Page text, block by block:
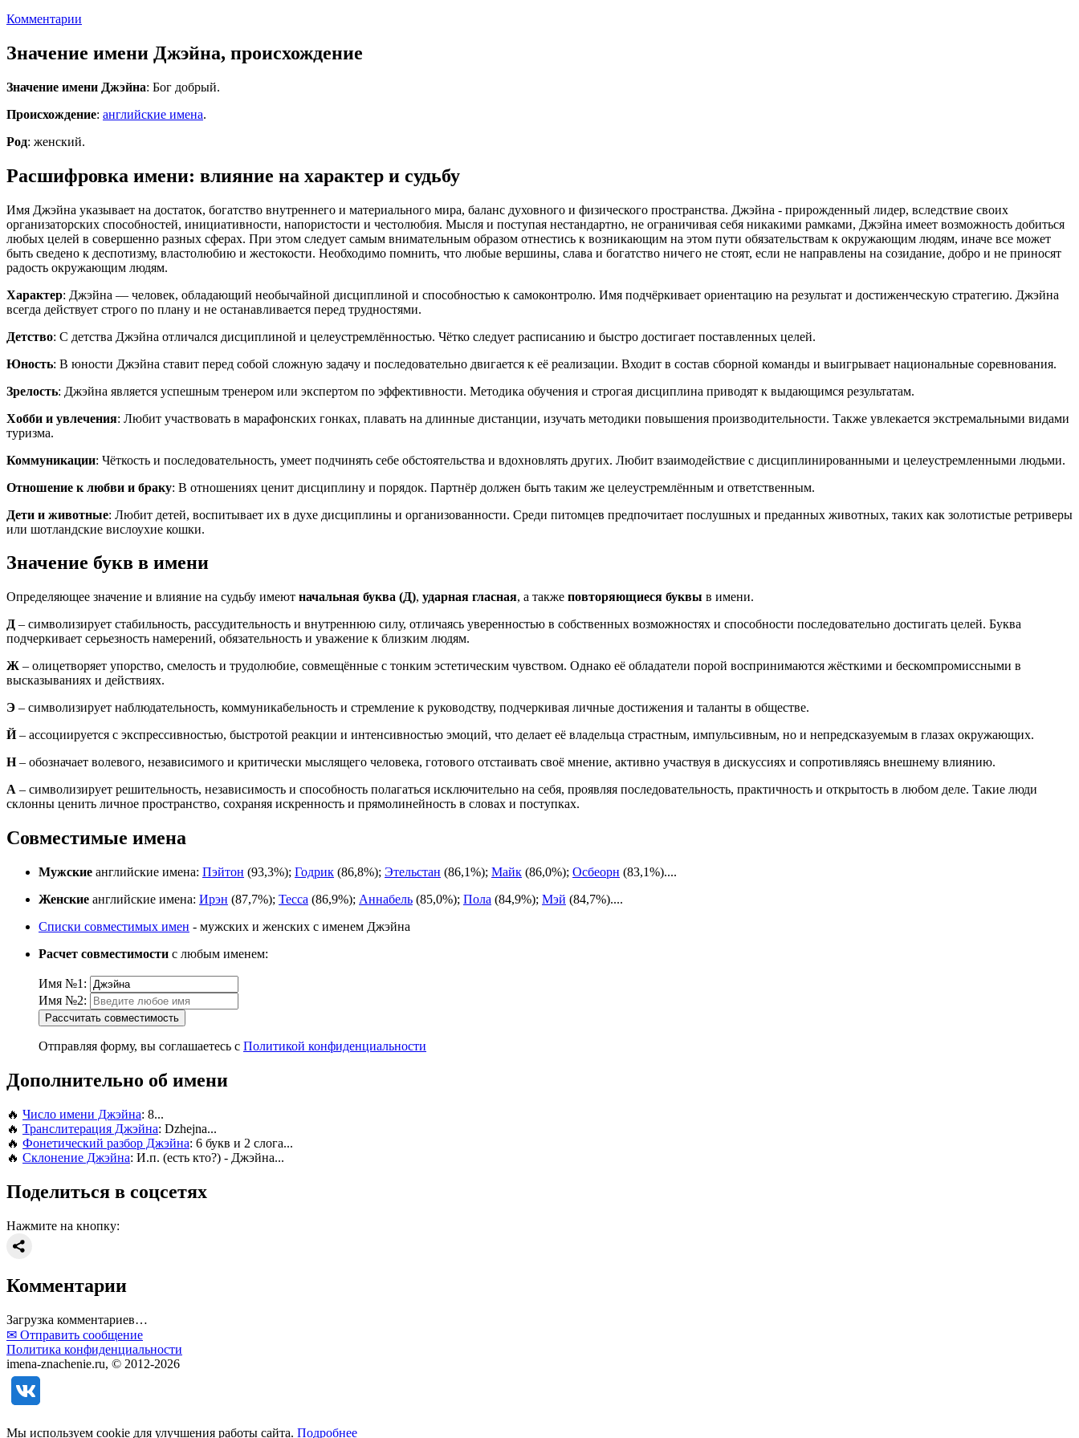
Комментарии
Значение имени Джэйна, происхождение
Значение имени Джэйна: Бог добрый.
Происхождение: английские имена.
Род: женский.
Расшифровка имени: влияние на характер и судьбу
Имя Джэйна указывает на достаток, богатство внутреннего и материального мира, баланс духовного и физического пространства. Джэйна - прирожденный лидер, вследствие своих
организаторских способностей, инициативности, напористости и честолюбия. Мысля и поступая нестандартно, не ограничивая себя никакими рамками, Джэйна имеет возможность добиться
любых целей в совершенно разных сферах. При этом следует самым внимательным образом отнестись к возникающим на этом пути обязательствам к окружающим людям, иначе все может
быть сведено к деспотизму, властолюбию и жестокости. Необходимо помнить, что любые вершины, слава и богатство ничего не стоят, если не направлены на созидание, добро и не приносят
радость окружающим людям.
Характер: Джэйна — человек, обладающий необычайной дисциплиной и способностью к самоконтролю. Имя подчёркивает ориентацию на результат и достиженческую стратегию. Джэйна
всегда действует строго по плану и не останавливается перед трудностями.
Детство: С детства Джэйна отличался дисциплиной и целеустремлённостью. Чётко следует расписанию и быстро достигает поставленных целей.
Юность: В юности Джэйна ставит перед собой сложную задачу и последовательно двигается к её реализации. Входит в состав сборной команды и выигрывает национальные соревнования.
Зрелость: Джэйна является успешным тренером или экспертом по эффективности. Методика обучения и строгая дисциплина приводят к выдающимся результатам.
Хобби и увлечения: Любит участвовать в марафонских гонках, плавать на длинные дистанции, изучать методики повышения производительности. Также увлекается экстремальными видами
туризма.
Коммуникации: Чёткость и последовательность, умеет подчинять себе обстоятельства и вдохновлять других. Любит взаимодействие с дисциплинированными и целеустремленными людьми.
Отношение к любви и браку: В отношениях ценит дисциплину и порядок. Партнёр должен быть таким же целеустремлённым и ответственным.
Дети и животные: Любит детей, воспитывает их в духе дисциплины и организованности. Среди питомцев предпочитает послушных и преданных животных, таких как золотистые ретриверы
или шотландские вислоухие кошки.
Значение букв в имени
Определяющее значение и влияние на судьбу имеют начальная буква (Д), ударная гласная, а также повторяющиеся буквы в имени.
Д – символизирует стабильность, рассудительность и внутреннюю силу, отличаясь уверенностью в собственных возможностях и способности последовательно достигать целей. Буква
подчеркивает серьезность намерений, обязательность и уважение к близким людям.
Ж – олицетворяет упорство, смелость и трудолюбие, совмещённые с тонким эстетическим чувством. Однако её обладатели порой воспринимаются жёсткими и бескомпромиссными в
высказываниях и действиях.
Э – символизирует наблюдательность, коммуникабельность и стремление к руководству, подчеркивая личные достижения и таланты в обществе.
Й– ассоциируется с экспрессивностью, быстротой реакции и интенсивностью эмоций, что делает её владельца страстным, импульсивным, но и непредсказуемым в глазах окружающих.
Н– обозначает волевого, независимого и критически мыслящего человека, готового отстаивать своё мнение, активно участвуя в дискуссиях и сопротивляясь внешнему влиянию.
А – символизирует решительность, независимость и способность полагаться исключительно на себя, проявляя последовательность, практичность и открытость в любом деле. Такие люди
склонны ценить личное пространство, сохраняя искренность и прямолинейность в словах и поступках.
Совместимые имена
Мужские английские имена: Пэйтон (93,3%); Годрик (86,8%); Этельстан (86,1%); Майк (86,0%); Осбеорн (83,1%)....
Женские английские имена: Ирэн (87,7%); Тесса (86,9%); Аннабель (85,0%); Пола (84,9%); Мэй (84,7%)....
Списки совместимых имен - мужских и женских с именем Джэйна
Расчет совместимости с любым именем:
Имя №1:
Имя №2:
Рассчитать совместимость
Отправляя форму, вы соглашаетесь с Политикой конфиденциальности
Дополнительно об имени
🔥 Число имени Джэйна: 8...
🔥 Транслитерация Джэйна: Dzhejna...
🔥 Фонетический разбор Джэйна: 6 букв и 2 слога...
🔥 Склонение Джэйна: И.п. (есть кто?) - Джэйна...
Поделиться в соцсетях
Нажмите на кнопку:
Комментарии
Загрузка комментариев…
✉ Отправить сообщение
Политика конфиденциальности
imena-znachenie.ru, © 2012-2026
Мы используем cookie для улучшения работы сайта. Подробнее